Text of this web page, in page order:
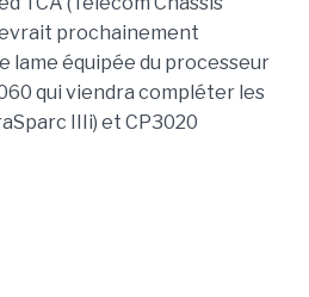
prochainement
lame équipée du processeur
qui viendra compléter les
IIIi) et CP3020